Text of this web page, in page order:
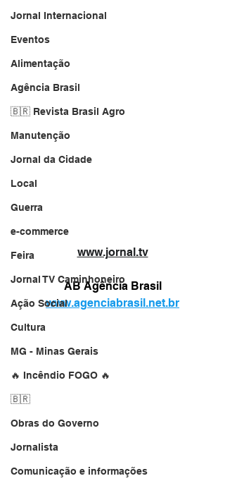
Jornal Internacional
Eventos
Alimentação
Agência Brasil
🇧🇷 Revista Brasil Agro
Manutenção
Jornal da Cidade
Local
Guerra
e-commerce
Feira
Jornal TV Caminhoneiro
Ação Social
Cultura
MG - Minas Gerais
🔥 Incêndio FOGO 🔥
🇧🇷
Obras do Governo
Jornalista
Comunicação e informações
www.jornal.tv
AB Agência Brasil
www.agenciabrasil.net.br